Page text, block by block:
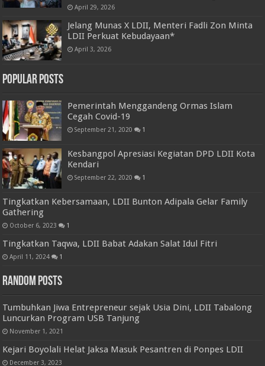
April 29, 2026
Jelang Munas X LDII, Menteri Fadli Zon Minta
LDII Perkuat Kebudayaan*
April 3, 2026
Popular Posts
Pemerintah Menggandeng Ormas Islam
Cegah Covid-19
September 21, 2020 1
Kesbangpol Apresiasi Kegiatan DPD LDII Kota
Kendari
September 22, 2020 1
Tingkatkan Kebersamaan, LDII Bunton Adipala Gelar Family
Gathering
October 6, 2023 1
Tingkatkan Taqwa, LDII Babat Adakan Salat Idul Fitri
April 11, 2024 1
Random Posts
Tumbuhkan Jiwa Entrepreneur sejak Usia Dini, LDII Tabalong
Luncurkan Program USB Tanjung
November 1, 2021
Kejari Boyolali Helat Jaksa Masuk Pesantren di Ponpes LDII
December 3, 2023